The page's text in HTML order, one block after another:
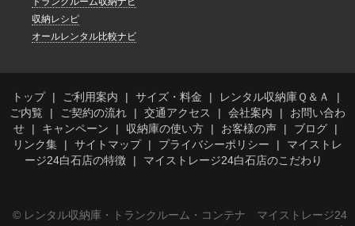
収納レシピ
オールレンタル比較ナビ
トップ ご利用案内 サイズ・料金
レンタル収納庫Ｑ＆Ａ
ご内覧
ご契約の流れ 交通アクセス 会社案内
お問い合わ
せ
キャンペーン 収納庫の使い方 お客様の声
ブログ
リンク集
サイトマップ プライバシーポリシー
マイストレ
ージ24白石店の特徴
マイストレージ24白石店のこだわり
© レンタル収納庫・トランクルーム・コンテナ マイストレージ24